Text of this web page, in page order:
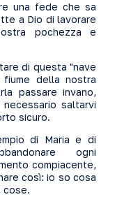
una fede che sa
a Dio di lavorare
pochezza e
di questa "nave
della nostra
passare invano,
saltarvi
sicuro.
di Maria e di
ogni
compiacente,
così: io so cosa
cose.